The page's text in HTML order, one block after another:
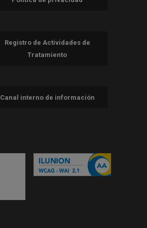
Registro de Actividades de
Tratamiento
Canal interno de información